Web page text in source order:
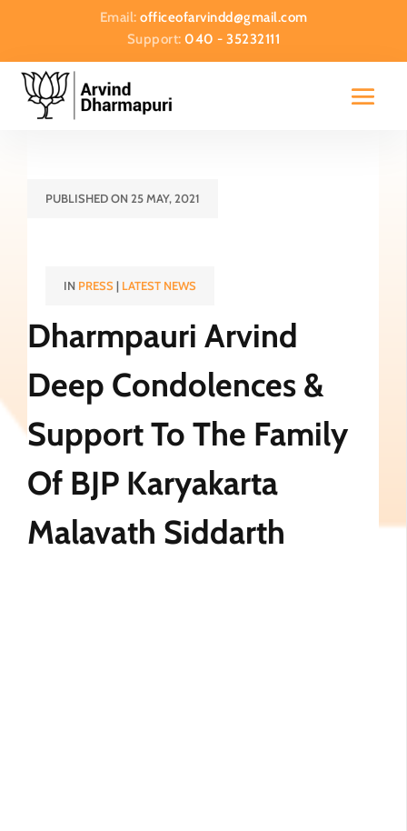
Email: officeofarvindd@gmail.com
Support:040 - 35232111
PUBLISHED ON 25 MAY, 2021
IN PRESS| LATEST NEWS
Dharmpauri Arvind
Deep Condolences &
Support To The Family
Of BJP Karyakarta
Malavath Siddarth